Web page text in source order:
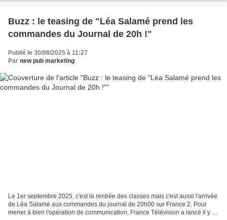
Buzz : le teasing de "Léa Salamé prend les
commandes du Journal de 20h !"
Publié le 30/08/2025 à 11:27
Par new pub marketing
Le 1er septembre 2025, c'est la rentrée des classes mais c'est aussi l'arrivée
de Léa Salamé aux commandes du journal de 20h00 sur France 2. Pour
mener à bien l'opération de communication, France Télévision a lancé il y a